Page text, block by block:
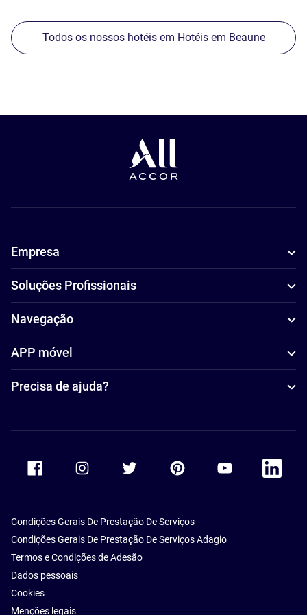
Todos os nossos hotéis em Hotéis em Beaune
Empresa
Soluções Profissionais
Navegação
APP móvel
Precisa de ajuda?
Accor Youtube
Accor
Condições Gerais De Prestação De Serviços
Condições Gerais De Prestação De Serviços Adagio
Termos e Condições de Adesão
Dados pessoais
Cookies
Menções legais